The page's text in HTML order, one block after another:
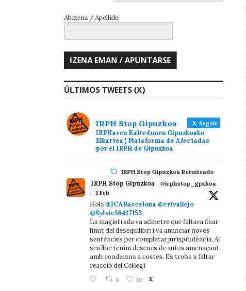
Abizena / Apellido
ÚLTIMOS TWEETS (X)
IRPH Stop Gipuzkoa Seguir
IRPHaren Kaltedunen Gipuzkoako
Elkartea ¦ Plataforma de Afectadas
por el IRPH de Gipuzkoa
IRPH Stop Gipuzkoa Retuiteado
IRPH Stop Gipuzkoa
@irphstop_gpzkoa
·
1 Feb
Hola @ICABarcelona @crivallejo
@Sylvie56417153
La magistrada va admetre que faltava fixar
límit del desequilibri i va anunciar noves
sentències per completar jurisprudència. Al
seu lloc tenim desenes de autos amenaçant
amb condemna a costes. Es troba a faltar
reacció del Col·legi
8 19 X